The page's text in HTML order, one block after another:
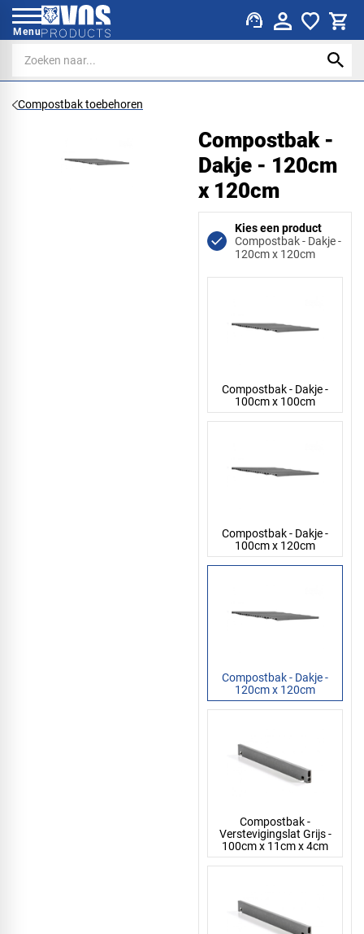
Menu support_agent
Compostbak toebehoren
Compostbak -
Dakje - 120cm
x 120cm
Kies een product
Compostbak - Dakje -
120cm x 120cm
Compostbak - Dakje -
100cm x 100cm
Compostbak - Dakje -
100cm x 120cm
Compostbak - Dakje -
120cm x 120cm
Compostbak -
Verstevigingslat Grijs -
100cm x 11cm x 4cm